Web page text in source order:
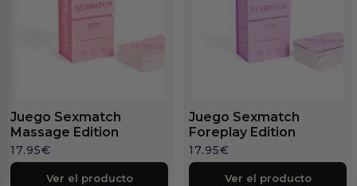
Juego Sexmatch
Massage Edition
17.95€
Ver el producto
Juego Sexmatch
Foreplay Edition
17.95€
Ver el producto